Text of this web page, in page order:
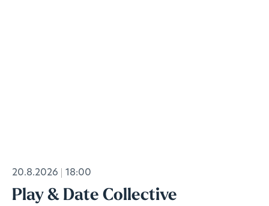
20.8.2026 18:00
Play & Date Collective